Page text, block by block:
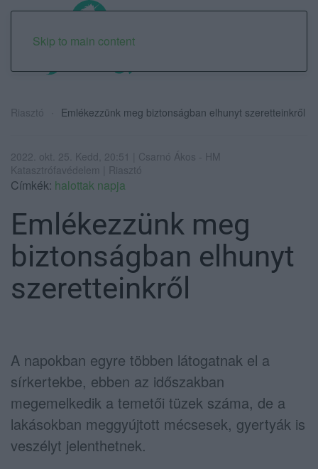
Skip to main content
Riasztó Emlékezzünk meg biztonságban elhunyt szeretteinkről
2022. okt. 25. Kedd, 20:51 | Csarnó Ákos - HM
Katasztrófavédelem | Riasztó
Címkék: halottak napja
Emlékezzünk meg
biztonságban elhunyt
szeretteinkről
A napokban egyre többen látogatnak el a
sírkertekbe, ebben az időszakban
megemelkedik a temetői tüzek száma, de a
lakásokban meggyújtott mécsesek, gyertyák is
veszélyt jelenthetnek.